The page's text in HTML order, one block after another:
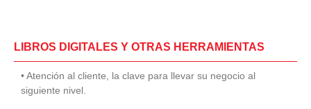
LIBROS DIGITALES Y OTRAS HERRAMIENTAS
• Atención al cliente, la clave para llevar su negocio al
siguiente nivel.